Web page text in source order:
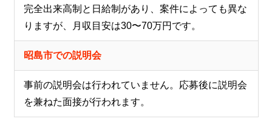
完全出来高制と日給制があり、案件によっても異な
りますが、月収目安は30〜70万円です。
昭島市での説明会
事前の説明会は行われていません。応募後に説明会
を兼ねた面接が行われます。